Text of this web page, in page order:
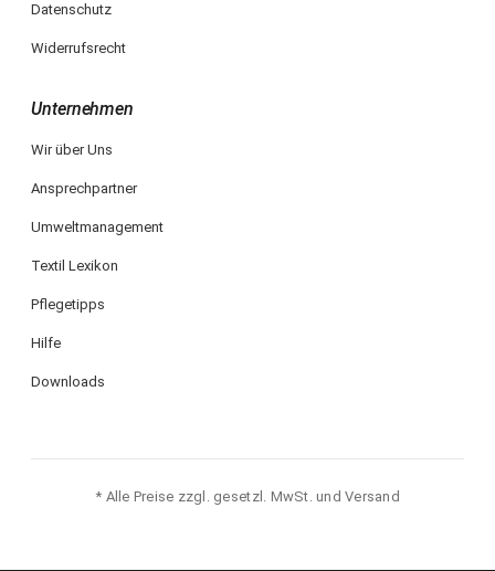
Datenschutz
Widerrufsrecht
Unternehmen
Wir über Uns
Ansprechpartner
Umweltmanagement
Textil Lexikon
Pflegetipps
Hilfe
Downloads
* Alle Preise zzgl. gesetzl. MwSt. und Versand